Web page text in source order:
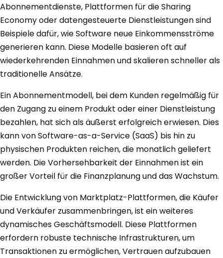
Abonnementdienste, Plattformen für die Sharing
Economy oder datengesteuerte Dienstleistungen sind
Beispiele dafür, wie Software neue Einkommensströme
generieren kann. Diese Modelle basieren oft auf
wiederkehrenden Einnahmen und skalieren schneller als
traditionelle Ansätze.
Ein Abonnementmodell, bei dem Kunden regelmäßig für
den Zugang zu einem Produkt oder einer Dienstleistung
bezahlen, hat sich als äußerst erfolgreich erwiesen. Dies
kann von Software-as-a-Service (SaaS) bis hin zu
physischen Produkten reichen, die monatlich geliefert
werden. Die Vorhersehbarkeit der Einnahmen ist ein
großer Vorteil für die Finanzplanung und das Wachstum.
Die Entwicklung von Marktplatz-Plattformen, die Käufer
und Verkäufer zusammenbringen, ist ein weiteres
dynamisches Geschäftsmodell. Diese Plattformen
erfordern robuste technische Infrastrukturen, um
Transaktionen zu ermöglichen, Vertrauen aufzubauen